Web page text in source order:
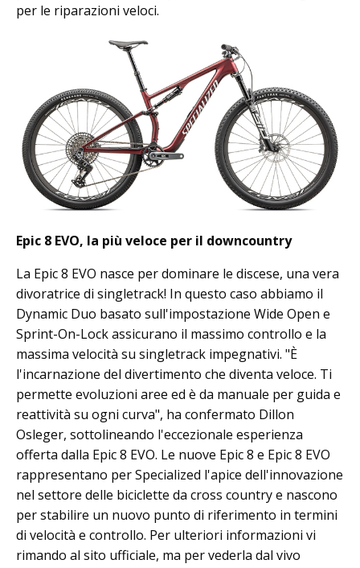
per le riparazioni veloci.
Epic 8 EVO, la più veloce per il downcountry
La Epic 8 EVO nasce per dominare le discese, una vera
divoratrice di singletrack! In questo caso abbiamo il
Dynamic Duo basato sull'impostazione Wide Open e
Sprint-On-Lock assicurano il massimo controllo e la
massima velocità su singletrack impegnativi. "È
l'incarnazione del divertimento che diventa veloce. Ti
permette evoluzioni aree ed è da manuale per guida e
reattività su ogni curva", ha confermato Dillon
Osleger, sottolineando l'eccezionale esperienza
offerta dalla Epic 8 EVO. Le nuove Epic 8 e Epic 8 EVO
rappresentano per Specialized l'apice dell'innovazione
nel settore delle biciclette da cross country e nascono
per stabilire un nuovo punto di riferimento in termini
di velocità e controllo. Per ulteriori informazioni vi
rimando al sito ufficiale, ma per vederla dal vivo